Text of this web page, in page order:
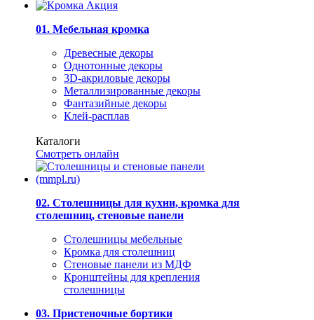
01. Мебельная кромка
Древесные декоры
Однотонные декоры
3D-акриловые декоры
Металлизированные декоры
Фантазийные декоры
Клей-расплав
Каталоги
Смотреть онлайн
02. Столешницы для кухни, кромка для
столешниц, стеновые панели
Столешницы мебельные
Кромка для столешниц
Стеновые панели из МДФ
Кронштейны для крепления
столешницы
03. Пристеночные бортики